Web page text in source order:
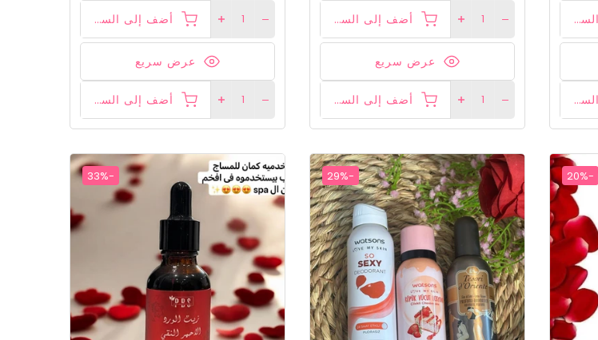
أضف إلى السلة
أضف إلى السلة
أضف إلى السلة
عرض سريع
أضف إلى السلة
أضف إلى السلة
عرض سريع
أضف إلى السلة
-20%
-29%
-33%